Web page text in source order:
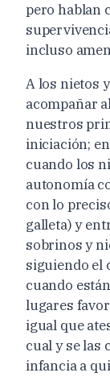
pero hablan
incluso
A los nietos
acompañar
nuestros
iniciación;
cuando los
autonomía
con lo
galleta) y
sobrinos y
siguiendo el
cuando
lugares
igual que
cual y se las
infancia a